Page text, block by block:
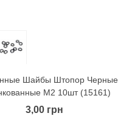
Шайбы Штопор Черные
M2 10шт (15161)
3,00 грн